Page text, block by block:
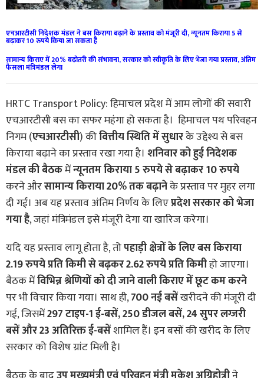
एचआरटीसी निदेशक मंडल ने बस किराया बढ़ाने के प्रस्ताव को मंजूरी दी, न्यूनतम किराया 5 से
बढ़ाकर 10 रुपये किया जा सकता है
सामान्य किराए में 20% बढ़ोतरी की संभावना, सरकार को स्वीकृति के लिए भेजा गया प्रस्ताव, अंतिम
फैसला मंत्रिमंडल लेगा
HRTC Transport Policy: हिमाचल प्रदेश में आम लोगों की सवारी
एचआरटीसी बस का सफर महंगा हो सकता है। हिमाचल पथ परिवहन
निगम (एचआरटीसी) कीवित्तीय स्थिति में सुधारके उद्देश्य से बस
किराया बढ़ाने का प्रस्ताव रखा गया है। शनिवार को हुई निदेशक
मंडल की बैठकमेंन्यूनतम किराया 5 रुपये से बढ़ाकर 10 रुपये
करने औरसामान्य किराया 20% तक बढ़ानेके प्रस्ताव पर मुहर लगा
दी गई। अब यह प्रस्ताव अंतिम निर्णय के लिएप्रदेश सरकार को भेजा
गया है, जहां मंत्रिमंडल इसे मंजूरी देगा या खारिज करेगा।
यदि यह प्रस्ताव लागू होता है, तोपहाड़ी क्षेत्रों के लिए बस किराया
2.19 रुपये प्रति किमी से बढ़कर 2.62 रुपये प्रति किमीहो जाएगा।
बैठक मेंविभिन्न श्रेणियों को दी जाने वाली किराए में छूट कम करने
पर भी विचार किया गया। साथ ही,700 नई बसेंखरीदने की मंजूरी दी
गई, जिसमें297 टाइप-1 ई-बसें, 250 डीजल बसें, 24 सुपर लग्जरी
बसें और 23 अतिरिक्त ई-बसेंशामिल हैं। इन बसों की खरीद के लिए
सरकार को विशेष ग्रांट मिली है।